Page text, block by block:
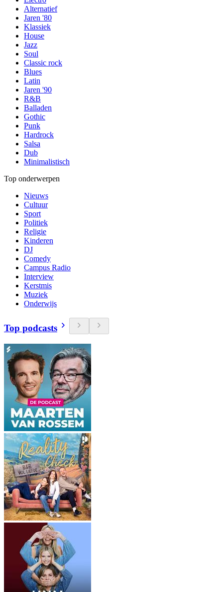
Alternatief
Jaren '80
Klassiek
House
Jazz
Soul
Classic rock
Blues
Latin
Jaren '90
R&B
Balladen
Gothic
Punk
Hardrock
Salsa
Dub
Minimalistisch
Top onderwerpen
Nieuws
Cultuur
Sport
Politiek
Religie
Kinderen
DJ
Comedy
Campus Radio
Interview
Kerstmis
Muziek
Onderwijs
Top podcasts